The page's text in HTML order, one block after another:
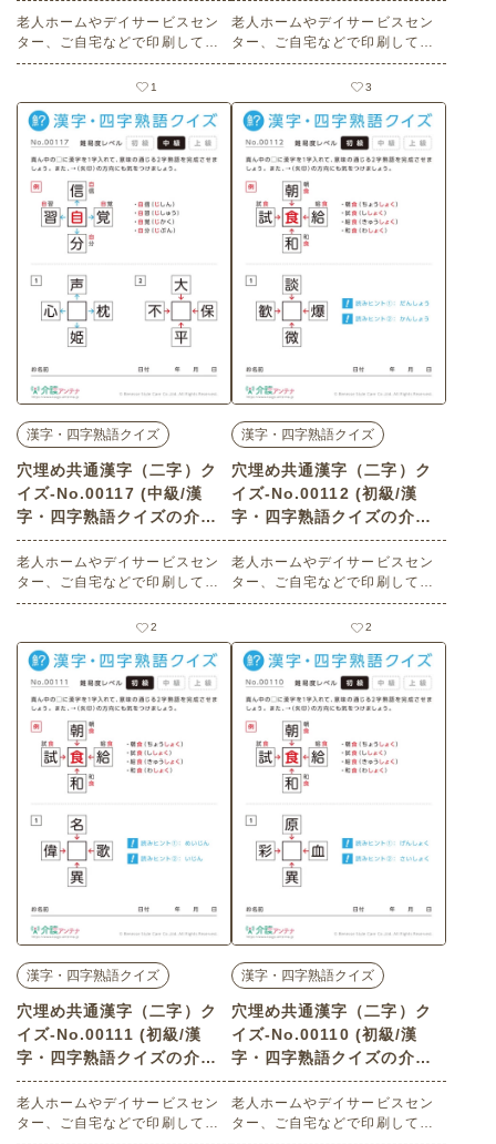
老人ホームやデイサービスセン
ター、ご自宅などで印刷してお
使いいただける無料の高齢者向
け介護レク素材（漢字・四字熟
語クイズ・初級）です。
1
老人ホームやデイサービスセン
ター、ご自宅などで印刷してお
使いいただける無料の高齢者向
け介護レク素材（漢字・四字熟
語クイズ・上級）です。
3
漢字・四字熟語クイズ
穴埋め共通漢字（二字）ク
イズ-No.00117 (中級/漢
字・四字熟語クイズの介護
レク素材)
老人ホームやデイサービスセン
ター、ご自宅などで印刷してお
使いいただける無料の高齢者向
け介護レク素材（漢字・四字熟
語クイズ・中級）です。
2
漢字・四字熟語クイズ
穴埋め共通漢字（二字）ク
イズ-No.00112 (初級/漢
字・四字熟語クイズの介護
レク素材)
老人ホームやデイサービスセン
ター、ご自宅などで印刷してお
使いいただける無料の高齢者向
け介護レク素材（漢字・四字熟
語クイズ・初級）です。
2
漢字・四字熟語クイズ
穴埋め共通漢字（二字）ク
イズ-No.00111 (初級/漢
字・四字熟語クイズの介護
レク素材)
老人ホームやデイサービスセン
ター、ご自宅などで印刷してお
漢字・四字熟語クイズ
穴埋め共通漢字（二字）ク
イズ-No.00110 (初級/漢
字・四字熟語クイズの介護
レク素材)
老人ホームやデイサービスセン
ター、ご自宅などで印刷してお